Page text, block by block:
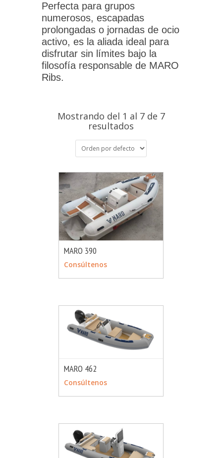
Perfecta para grupos
numerosos, escapadas
prolongadas o jornadas de ocio
activo, es la aliada ideal para
disfrutar sin límites bajo la
filosofía responsable de MARO
Ribs.
Mostrando del 1 al 7 de 7
resultados
CONSULTAR
MARO 390
Consúltenos
MARO 462
Consúltenos